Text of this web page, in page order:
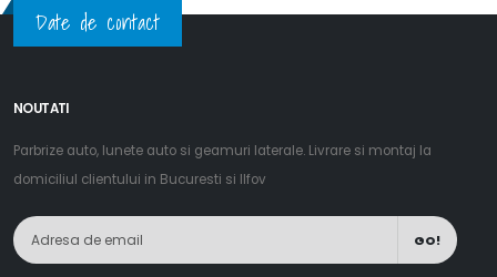
Date de contact
NOUTATI
Parbrize auto, lunete auto si geamuri laterale. Livrare si montaj la
domiciliul clientului in Bucuresti si Ilfov
GO!